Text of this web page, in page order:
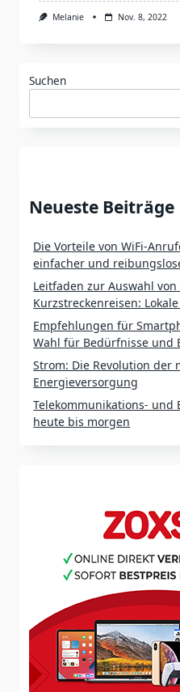
Melanie Nov. 8, 2022
Suchen
Neueste Beiträge
Die Vorteile von WiFi-
einfacher und
Leitfaden zur Auswahl
Kurzstreckenreisen:
Empfehlungen für
Wahl für Bedürfnisse und
Strom: Die Revolution der
Energieversorgung
Telekommunikations- und
heute bis morgen